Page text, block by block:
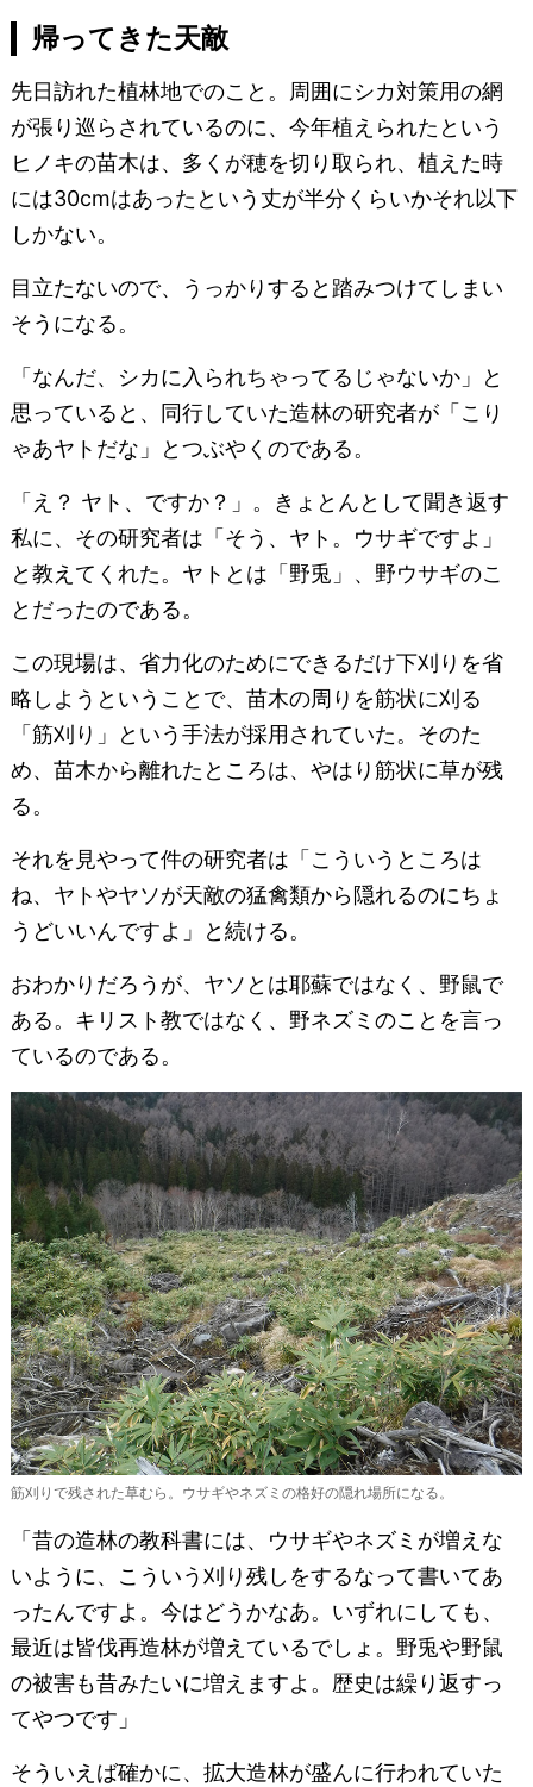
帰ってきた天敵
先日訪れた植林地でのこと。周囲にシカ対策用の網
が張り巡らされているのに、今年植えられたという
ヒノキの苗木は、多くが穂を切り取られ、植えた時
には30cmはあったという丈が半分くらいかそれ以下
しかない。
目立たないので、うっかりすると踏みつけてしまい
そうになる。
「なんだ、シカに入られちゃってるじゃないか」と
思っていると、同行していた造林の研究者が「こり
ゃあヤトだな」とつぶやくのである。
「え？ ヤト、ですか？」。きょとんとして聞き返す
私に、その研究者は「そう、ヤト。ウサギですよ」
と教えてくれた。ヤトとは「野兎」、野ウサギのこ
とだったのである。
この現場は、省力化のためにできるだけ下刈りを省
略しようということで、苗木の周りを筋状に刈る
「筋刈り」という手法が採用されていた。そのた
め、苗木から離れたところは、やはり筋状に草が残
る。
それを見やって件の研究者は「こういうところは
ね、ヤトやヤソが天敵の猛禽類から隠れるのにちょ
うどいいんですよ」と続ける。
おわかりだろうが、ヤソとは耶蘇ではなく、野鼠で
ある。キリスト教ではなく、野ネズミのことを言っ
ているのである。
筋刈りで残された草むら。ウサギやネズミの格好の隠れ場所になる。
「昔の造林の教科書には、ウサギやネズミが増えな
いように、こういう刈り残しをするなって書いてあ
ったんですよ。今はどうかなあ。いずれにしても、
最近は皆伐再造林が増えているでしょ。野兎や野鼠
の被害も昔みたいに増えますよ。歴史は繰り返すっ
てやつです」
そういえば確かに、拡大造林が盛んに行われていた